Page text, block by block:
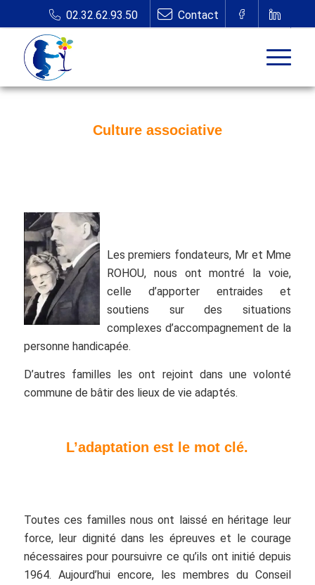
Culture associative
Les premiers fondateurs, Mr et Mme
ROHOU, nous ont montré la voie,
celle d’apporterentraides et
soutiens sur des situations
complexes d’accompagnement de la
personne handicapée.
D’autres familles les ont rejoint dans une volonté
commune de bâtir des lieux de vie adaptés.
L’adaptation est le mot clé.
Toutes ces familles nous ont laissé en héritage leur
force, leur dignité dans les épreuves et le courage
nécessaires pour poursuivre ce qu’ils ont initié depuis
1964. Aujourd’hui encore, les membres du Conseil